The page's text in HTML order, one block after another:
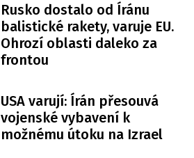
Rusko dostalo od Íránu
balistické rakety, varuje EU.
Ohrozí oblasti daleko za
frontou
USA varují: Írán přesouvá
vojenské vybavení k
možnému útoku na Izrael